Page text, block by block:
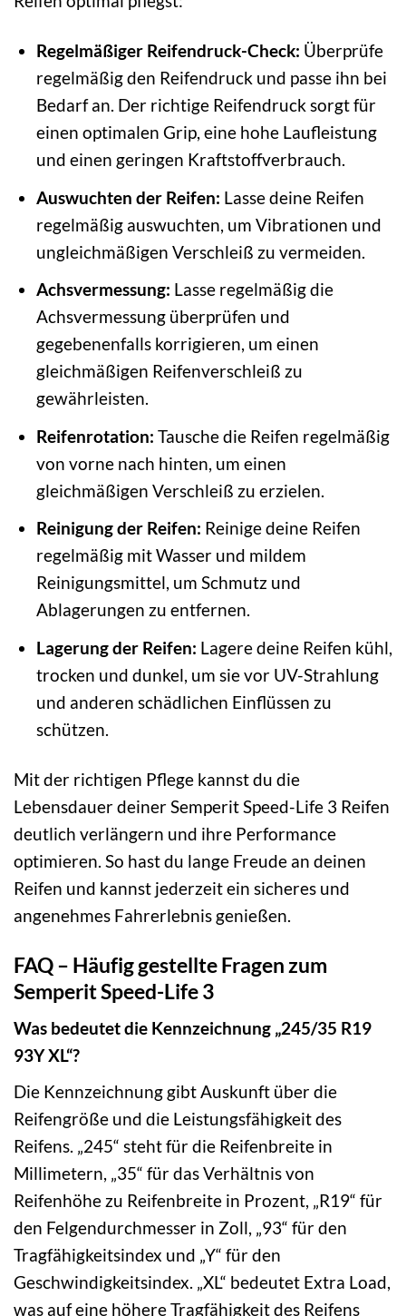
Regelmäßiger Reifendruck-Check: Überprüfe
regelmäßig den Reifendruck und passe ihn bei
Bedarf an. Der richtige Reifendruck sorgt für
einen optimalen Grip, eine hohe Laufleistung
und einen geringen Kraftstoffverbrauch.
Auswuchten der Reifen: Lasse deine Reifen
regelmäßig auswuchten, um Vibrationen und
ungleichmäßigen Verschleiß zu vermeiden.
Achsvermessung: Lasse regelmäßig die
Achsvermessung überprüfen und
gegebenenfalls korrigieren, um einen
gleichmäßigen Reifenverschleiß zu
gewährleisten.
Reifenrotation: Tausche die Reifen regelmäßig
von vorne nach hinten, um einen
gleichmäßigen Verschleiß zu erzielen.
Reinigung der Reifen: Reinige deine Reifen
regelmäßig mit Wasser und mildem
Reinigungsmittel, um Schmutz und
Ablagerungen zu entfernen.
Lagerung der Reifen: Lagere deine Reifen kühl,
trocken und dunkel, um sie vor UV-Strahlung
und anderen schädlichen Einflüssen zu
schützen.
Mit der richtigen Pflege kannst du die
Lebensdauer deiner Semperit Speed-Life 3 Reifen
deutlich verlängern und ihre Performance
optimieren. So hast du lange Freude an deinen
Reifen und kannst jederzeit ein sicheres und
angenehmes Fahrerlebnis genießen.
FAQ – Häufig gestellte Fragen zum
Semperit Speed-Life 3
Was bedeutet die Kennzeichnung „245/35 R19
93Y XL“?
Die Kennzeichnung gibt Auskunft über die
Reifengröße und die Leistungsfähigkeit des
Reifens. „245“ steht für die Reifenbreite in
Millimetern, „35“ für das Verhältnis von
Reifenhöhe zu Reifenbreite in Prozent, „R19“ für
den Felgendurchmesser in Zoll, „93“ für den
Tragfähigkeitsindex und „Y“ für den
Geschwindigkeitsindex. „XL“ bedeutet Extra Load,
was auf eine höhere Tragfähigkeit des Reifens